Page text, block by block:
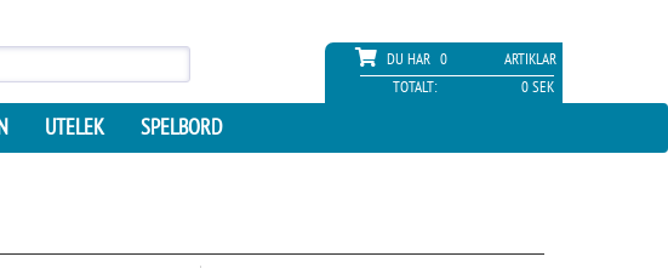
DU HAR 0
ARTIKLAR
TOTALT:
0 SEK
UTELEK SPELBORD